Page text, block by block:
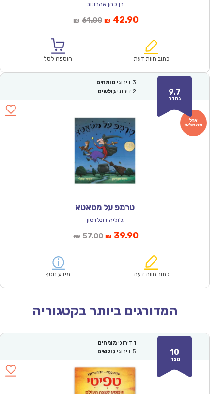
רן כהן אהרונוב
₪ 61.00המחיר
₪61.00.
₪ 42.90המחיר
הוא:
כתוב חוות דעת הוספה לסל
9.7
נהדר
3 דירוגי מומחים
2 דירוגי גולשים
טרמפ על מטאטא
ג'וליה דונלדסון
₪ 57.00המחיר
₪57.00.
₪ 39.90המחיר
הוא:
כתוב חוות דעת מידע נוסף
המדורגים ביותר בקטגוריה
10
מצוין
1 דירוגי מומחים
5 דירוגי גולשים